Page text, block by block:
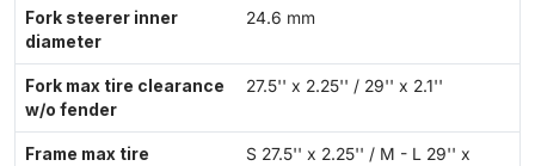
Fork steerer inner
diameter
24.6 mm
Fork max tire clearance
w/o fender
27.5'' x 2.25'' / 29'' x 2.1''
Frame max tire
S 27.5'' x 2.25'' / M - L 29'' x